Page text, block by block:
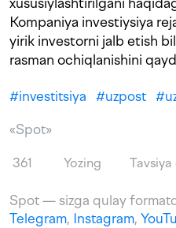
Kompaniya investiysiya
yirik investorni jalb etish
rasman ochiqlanishini
#investitsiya #uzpost #
«Spot»
361 Yozing Tavsiya
Spot — sizga qulay
Telegram, Instagram,